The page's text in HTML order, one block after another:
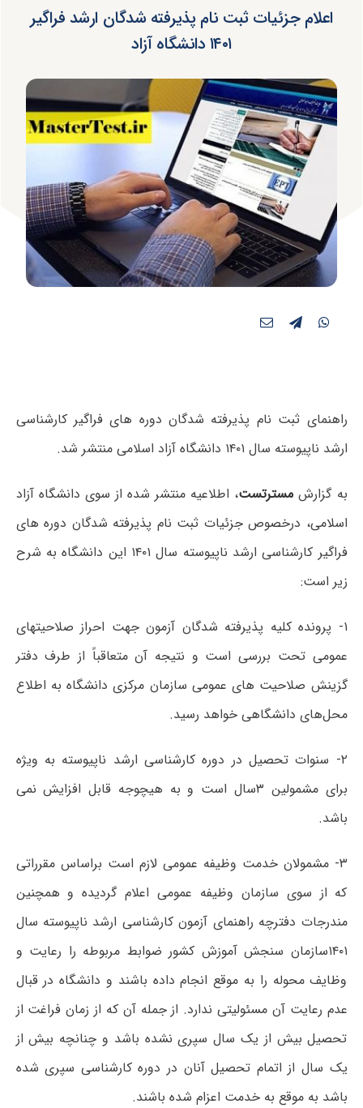
اعلام جزئیات ثبت نام پذیرفته شدگان ارشد فراگیر
۱۴۰۱ دانشگاه آزاد
راهنمای ثبت نام پذیرفته شدگان دوره های فراگیر کارشناسی
ارشد ناپیوسته سال ۱۴۰۱ دانشگاه آزاد اسلامی منتشر شد.
به گزارش مسترتست، اطلاعیه منتشر شده از سوی دانشگاه آزاد
اسلامی، درخصوص جزئیات ثبت نام پذیرفته شدگان دوره های
فراگیر کارشناسی ارشد ناپیوسته سال ۱۴۰۱ این دانشگاه به شرح
زیر است:
۱- پرونده کلیه پذیرفته شدگان آزمون جهت احراز صلاحیتهای
عمومی تحت بررسی است و نتیجه آن متعاقباً از طرف دفتر
گزینش صلاحیت های عمومی سازمان مرکزی دانشگاه به اطلاع
محل‌های دانشگاهی خواهد رسید.
۲- سنوات تحصیل در دوره کارشناسی ارشد ناپیوسته به ویژه
برای مشمولین ۳سال است و به هیچوجه قابل افزایش نمی
باشد.
۳- مشمولان خدمت وظیفه عمومی لازم است براساس مقرراتی
که از سوی سازمان وظیفه عمومی اعلام گردیده و همچنین
مندرجات دفترچه راهنمای آزمون کارشناسی ارشد ناپیوسته سال
۱۴۰۱سازمان سنجش آموزش کشور ضوابط مربوطه را رعایت و
وظایف محوله را به موقع انجام داده باشند و دانشگاه در قبال
عدم رعایت آن مسئولیتی ندارد. از جمله آن که از زمان فراغت از
تحصیل بیش از یک سال سپری نشده باشد و چنانچه بیش از
یک سال از اتمام تحصیل آنان در دوره کارشناسی سپری شده
باشد به موقع به خدمت اعزام شده باشند.